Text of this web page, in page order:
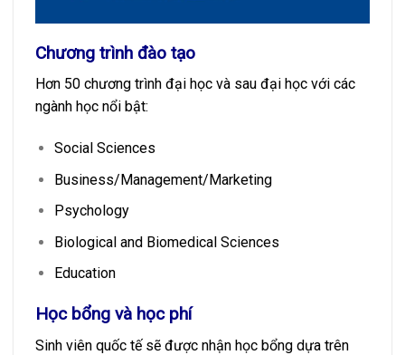
Chương trình đào tạo
Hơn 50 chương trình đại học và sau đại học với các
ngành học nổi bật:
Social Sciences
Business/Management/Marketing
Psychology
Biological and Biomedical Sciences
Education
Học bổng và học phí
Sinh viên quốc tế sẽ được nhận học bổng dựa trên